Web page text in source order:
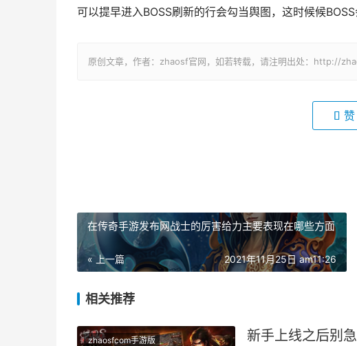
可以提早进入BOSS刷新的行会勾当舆图，这时候候BOSS
原创文章，作者：zhaosf官网，如若转载，请注明出处：http://
赞
在传奇手游发布网战士的厉害给力主要表现在哪些方面
« 上一篇 2021年11月25日 am11:26
相关推荐
zhaosfcom手游版 新手上线之后别